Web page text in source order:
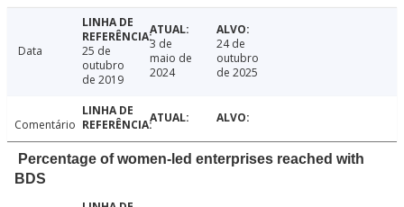
Data
25 de
outubro
de 2019
3 de
maio de
2024
24 de
outubro
de 2025
Comentário
Percentage of women-led enterprises reached with
BDS